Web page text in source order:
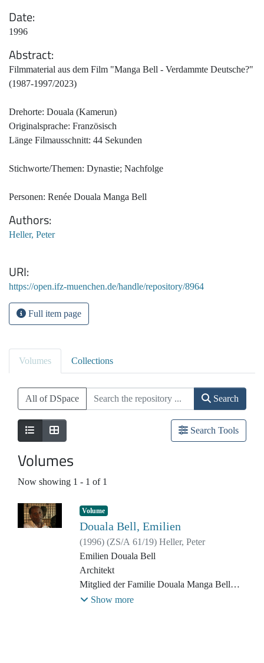
Date
1996
Abstract
Filmmaterial aus dem Film "Manga Bell - Verdammte Deutsche?"
(1987-1997/2023)
Drehorte: Douala (Kamerun)
Originalsprache: Französisch
Länge Filmausschnitt: 44 Sekunden
Stichworte/Themen: Dynastie; Nachfolge
Personen: Renée Douala Manga Bell
Authors
Heller, Peter
URI
https://open.ifz-muenchen.de/handle/repository/8964
Full item page
Volumes Collections
All of DSpace Search
Search Tools
Volumes
Now showing 1 - 1 of 1
Volume
Douala Bell, Emilien
(1996) (ZS/A 61/19) Heller, Peter
Emilien Douala Bell
Architekt
Mitglied der Familie Douala Manga Bell
(Neffe von Alexander Douala Manga Bell;
Show more